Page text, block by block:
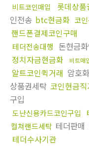
비트코인매입 롯데상
인전송 btc현금화 코
핸드폰결제코인구매
테더전송대행 돈현금
정치자금현금화 비트매
알트코인퀵거래 암호
상품권세탁 코인현금직
구입
도난신용카드코인구입
컬쳐랜드세탁 테더판매
테더수사기관